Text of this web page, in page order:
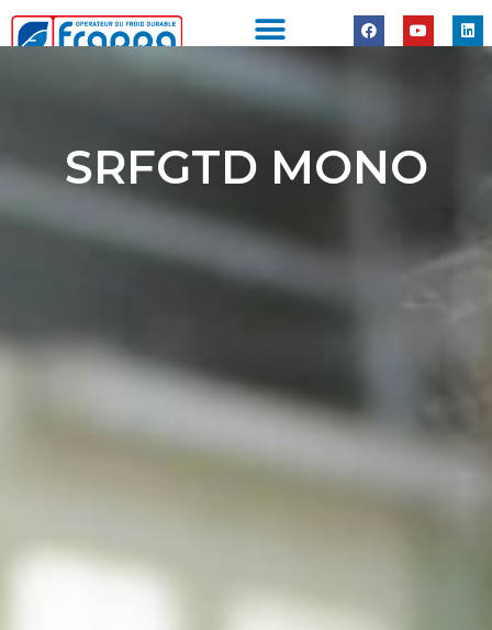
SRFGTD MONO
Panneau de gestion des cookies